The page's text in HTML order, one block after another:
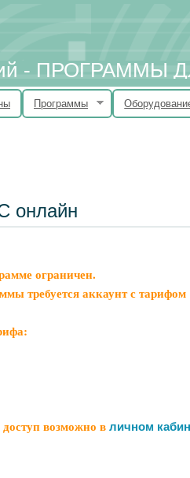
- ПРОГРАММЫ
Программы
онлайн
ограничен.
требуется аккаунт с
возможно в личном